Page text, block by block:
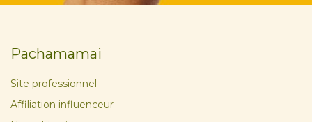
Pachamamai
Site professionnel
Affiliation influenceur